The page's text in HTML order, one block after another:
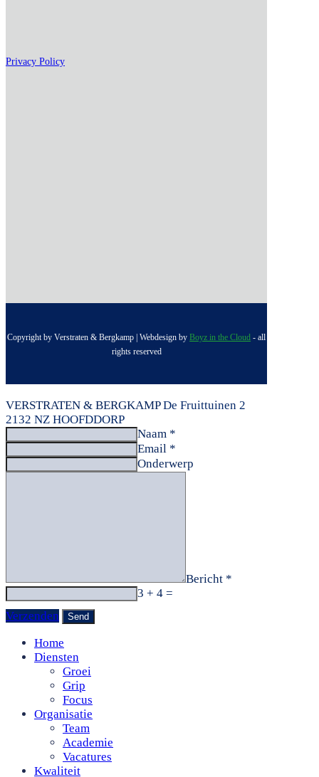
Privacy Policy
Copyright by Verstraten & Bergkamp | Webdesign byBoyz in the Cloud - all
rights reserved
VERSTRATEN & BERGKAMP De Fruittuinen 2
2132 NZ HOOFDDORP
Naam *
Email *
Onderwerp
Bericht *
3 + 4 =
Verzenden
Home
Diensten
Groei
Grip
Focus
Organisatie
Team
Academie
Vacatures
Kwaliteit